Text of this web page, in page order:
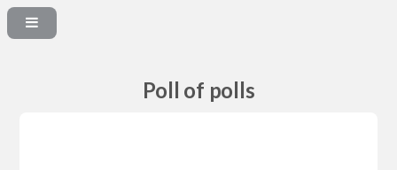
Poll of polls